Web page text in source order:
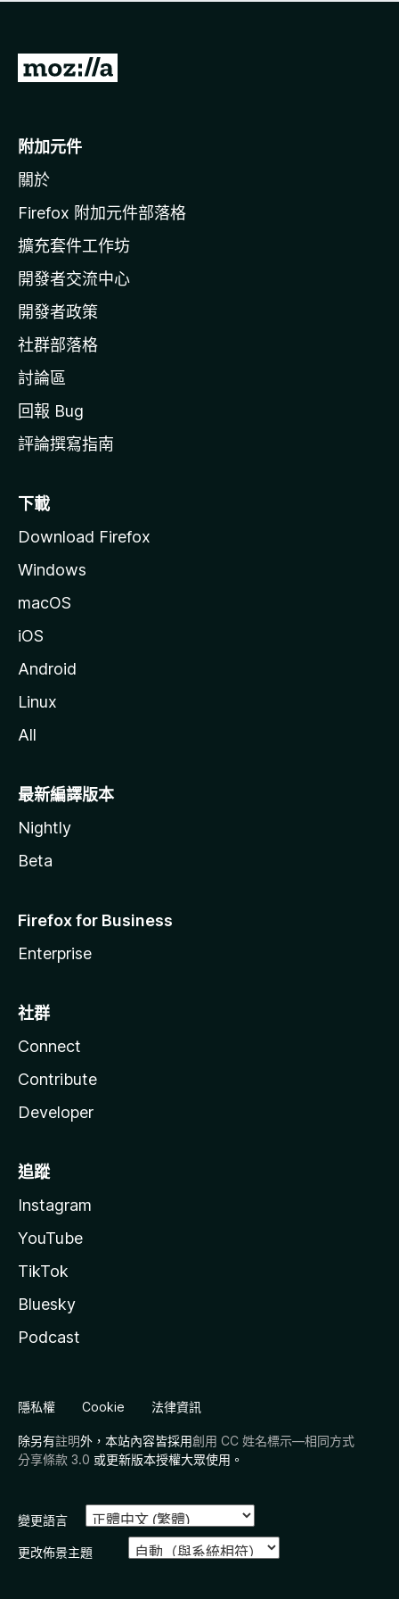
有
前
o
i
l
a
官
網
附加元件
關於
Firefox 附加元件部落格
擴充套件工作坊
開發者交流中心
開發者政策
社群部落格
討論區
回報 Bug
評論撰寫指南
下載
Download Firefox
Windows
macOS
iOS
Android
Linux
All
最新編譯版本
Nightly
Beta
Firefox for Business
Enterprise
社群
Connect
Contribute
Developer
追蹤
Instagram
YouTube
TikTok
Bluesky
Podcast
隱私權 Cookie 法律資訊
除另有註明外，本站內容皆採用創用 CC 姓名標示—相同方式
分享條款 3.0 或更新版本授權大眾使用。
變更語言
更改佈景主題